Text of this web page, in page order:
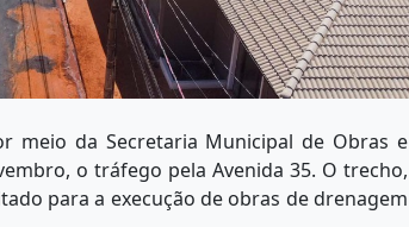
meio da Secretaria Municipal de Obras e
o tráfego pela Avenida 35. O trecho,
para a execução de obras de drenagem